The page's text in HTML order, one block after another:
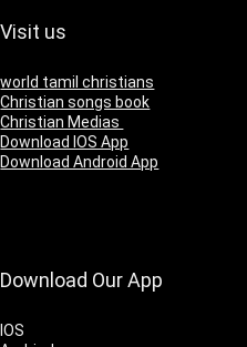
Visit us
world tamil christians
Christian songs book
Christian Medias
Download IOS App
Download Android App
Download Our App
IOS